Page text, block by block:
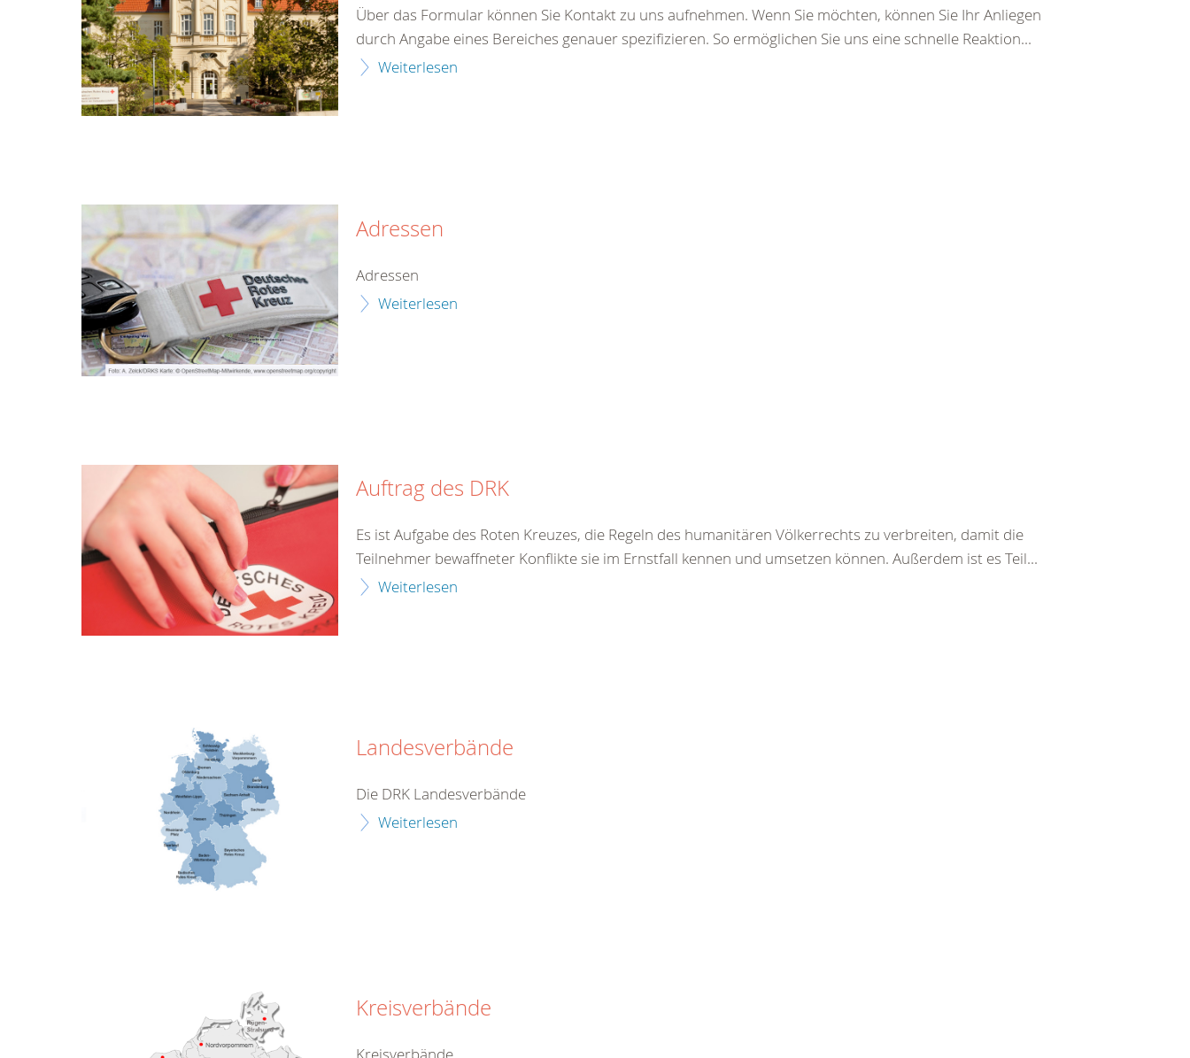
Über das Formular können Sie Kontakt zu uns aufnehmen. Wenn Sie möchten, können Sie Ihr Anliegen
durch Angabe eines Bereiches genauer spezifizieren. So ermöglichen Sie uns eine schnelle Reaktion...
Weiterlesen
Adressen
Adressen
Weiterlesen
Auftrag des DRK
Es ist Aufgabe des Roten Kreuzes, die Regeln des humanitären Völkerrechts zu verbreiten, damit die
Teilnehmer bewaffneter Konflikte sie im Ernstfall kennen und umsetzen können. Außerdem ist es Teil...
Weiterlesen
Landesverbände
Die DRK Landesverbände
Weiterlesen
Kreisverbände
Kreisverbände